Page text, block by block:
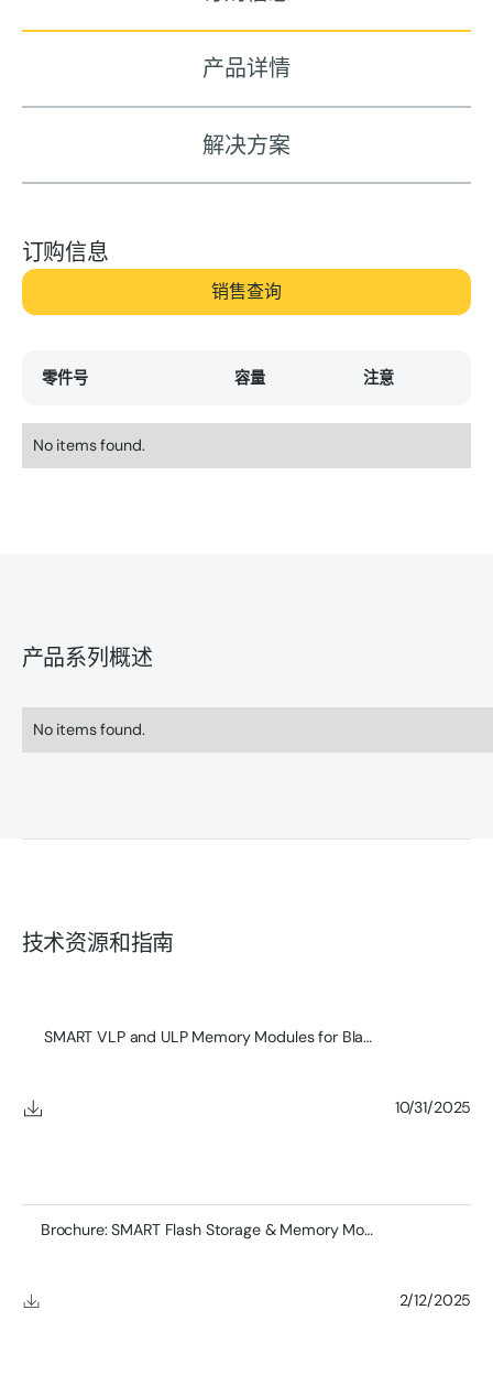
产品详情
解决方案
订购信息
销售查询
零件号 容量 注意
No items found.
产品系列概述
No items found.
技术资源和指南
SMART VLP and ULP Memory Modules for Blades
10/31/2025
Brochure: SMART Flash Storage & Memory Module Product
2/12/2025